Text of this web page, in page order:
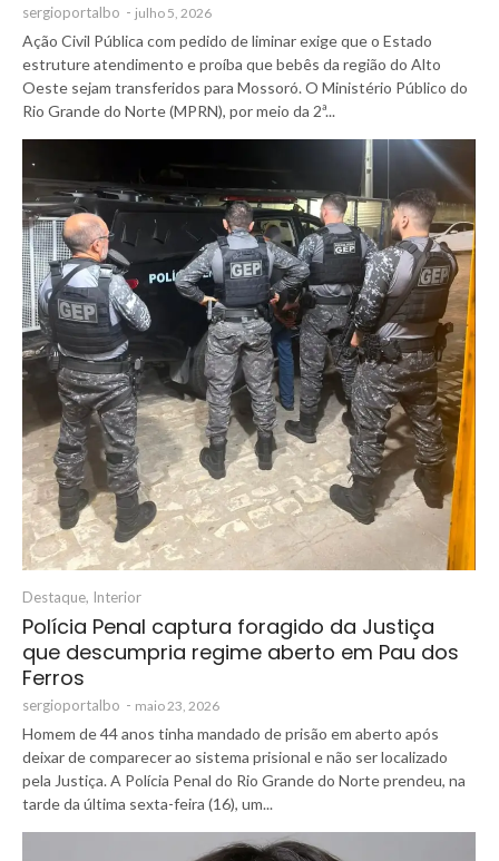
sergioportalbo - julho 5, 2026
Ação Civil Pública com pedido de liminar exige que o Estado
estruture atendimento e proíba que bebês da região do Alto
Oeste sejam transferidos para Mossoró. O Ministério Público do
Rio Grande do Norte (MPRN), por meio da 2ª...
Destaque, Interior
Polícia Penal captura foragido da Justiça
que descumpria regime aberto em Pau dos
Ferros
sergioportalbo - maio 23, 2026
Homem de 44 anos tinha mandado de prisão em aberto após
deixar de comparecer ao sistema prisional e não ser localizado
pela Justiça. A Polícia Penal do Rio Grande do Norte prendeu, na
tarde da última sexta-feira (16), um...